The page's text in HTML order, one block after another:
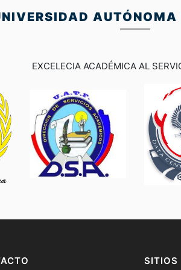
AUTÓNOMA
EXCELECIA ACADÉMICA AL
SITIOS